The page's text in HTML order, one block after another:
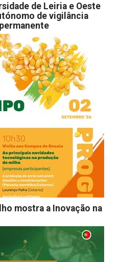
de Leiria e Oeste
de vigilância
mostra a Inovação na